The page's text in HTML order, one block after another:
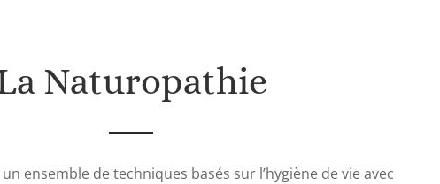
Naturopathie
ensemble de techniques basés sur l’hygiène de vie avec